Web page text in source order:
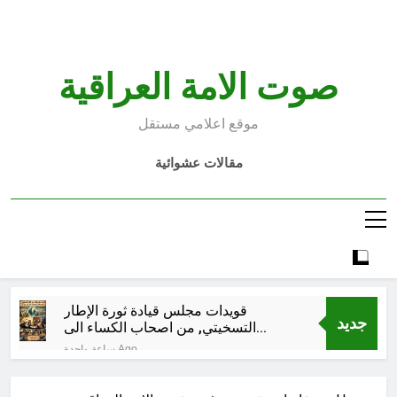
صوت الامة العراقية
موقع اعلامي مستقل
مقالات عشوائية
جديد
قويدات مجلس قيادة ثورة الإطار
التسخيتي, من اصحاب الكساء الى
المعصوبين الاثني عشر، حجج اللات
ساعة واحدة Ago